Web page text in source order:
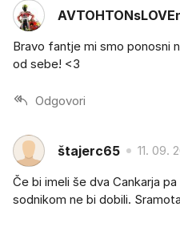
Bravo fantje mi smo ponosni
od sebe! <3
Odgovori
štajerc65 11. 09.
Če bi imeli še dva Cankarja
sodnikom ne bi dobili.